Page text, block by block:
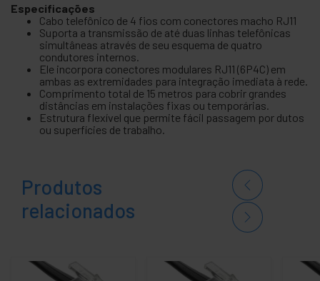
Especificações
Cabo telefônico de 4 fios com conectores macho RJ11
Suporta a transmissão de até duas linhas telefônicas
simultâneas através de seu esquema de quatro
condutores internos.
Ele incorpora conectores modulares RJ11 (6P4C) em
ambas as extremidades para integração imediata à rede.
Comprimento total de 15 metros para cobrir grandes
distâncias em instalações fixas ou temporárias.
Estrutura flexível que permite fácil passagem por dutos
ou superfícies de trabalho.
Produtos
relacionados